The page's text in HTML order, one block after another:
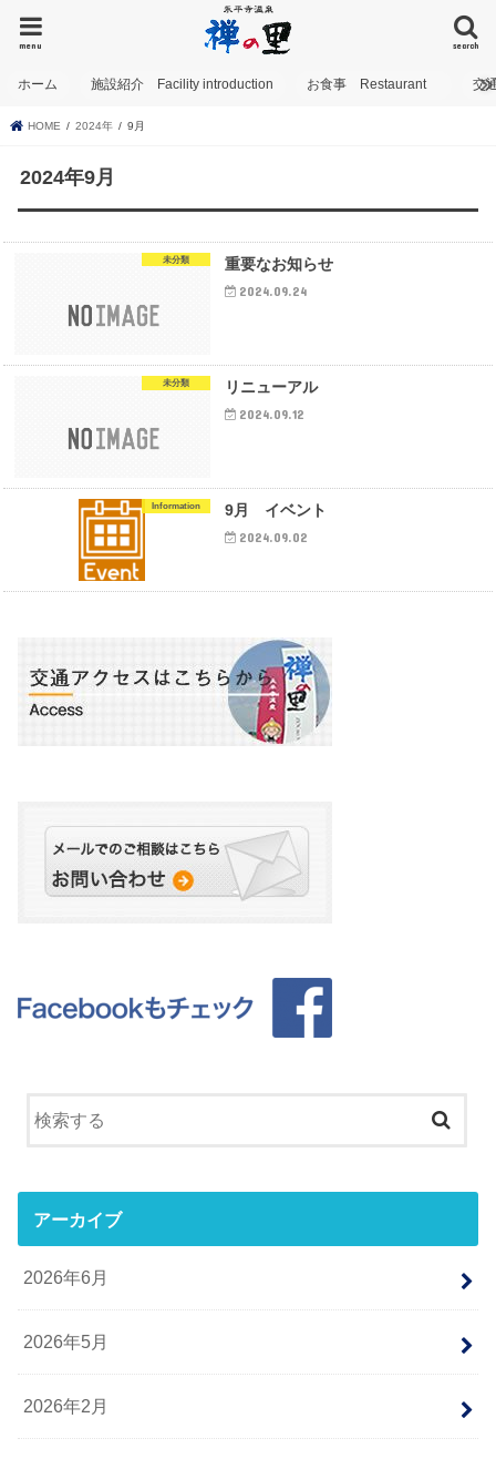
search
menu
ホーム 施設紹介 Facility introduction お食事 Restaurant 交
HOME 2024年 9月
2024年9月
未分類 重要なお知らせ
2024.09.24
未分類 リニューアル
2024.09.12
Information 9月 イベント
2024.09.02
アーカイブ
2026年6月
2026年5月
2026年2月